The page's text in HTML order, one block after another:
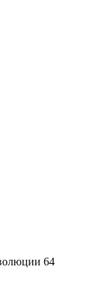
64